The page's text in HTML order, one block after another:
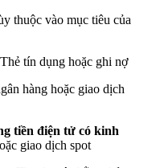
hồng giao dịch sao chép
thuộc vào mục tiêu của
Thẻ tín dụng hoặc ghi nợ
hàng hoặc giao dịch
tiền điện tử có kinh
giao dịch spot